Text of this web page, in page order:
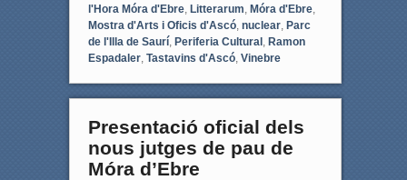
l'Hora Móra d'Ebre, Litterarum Móra d'Ebre,
Mostra d'Arts i Oficis d'Ascó, nuclear, Parc
de l'Illa de Saurí, Periferia Cultural, Ramon
Espadaler, Tastavins d'Ascó, Vinebre
Presentació oficial dels
nous jutges de pau de
Móra d’Ebre